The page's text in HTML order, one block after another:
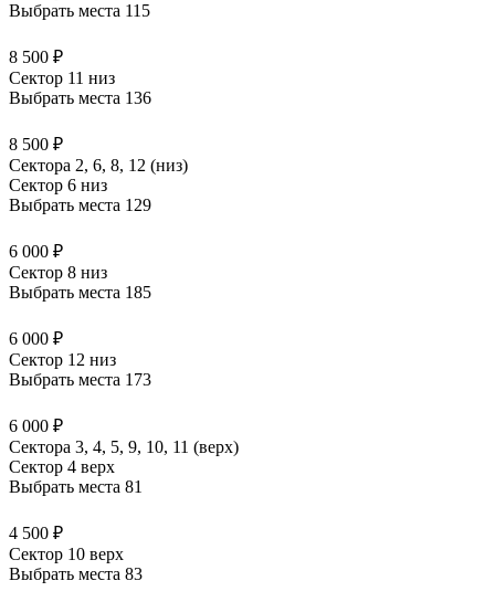
Выбрать места 115
8 500 ₽
Сектор 11 низ
Выбрать места 136
8 500 ₽
Сектора 2, 6, 8, 12 (низ)
Сектор 6 низ
Выбрать места 129
6 000 ₽
Сектор 8 низ
Выбрать места 185
6 000 ₽
Сектор 12 низ
Выбрать места 173
6 000 ₽
Сектора 3, 4, 5, 9, 10, 11 (верх)
Сектор 4 верх
Выбрать места 81
4 500 ₽
Сектор 10 верх
Выбрать места 83